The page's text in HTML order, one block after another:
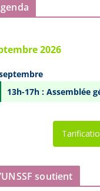
2026
13h-17h : Assemblée
soutient